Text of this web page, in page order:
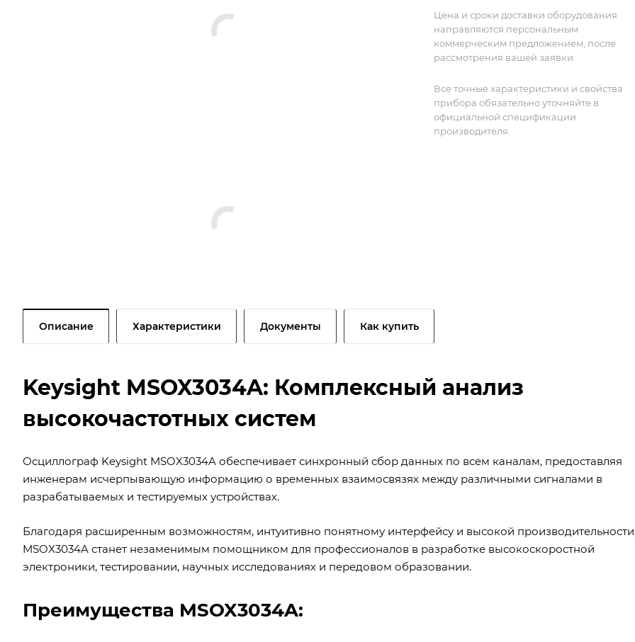
сложных электронных систем,
объединяющих высокочастотные
аналоговые и цифровые компоненты.
Цена и сроки доставки оборудования
направляются персональным
коммерческим предложением, после
рассмотрения вашей заявки.
Все точные характеристики и свойства
прибора обязательно уточняйте в
официальной спецификации
производителя.
Описание Характеристики Документы Как купить
Keysight MSOX3034A: Комплексный анализ
высокочастотных систем
Осциллограф Keysight MSOX3034A обеспечивает синхронный сбор данных по всем каналам, предоставляя
инженерам исчерпывающую информацию о временных взаимосвязях между различными сигналами в
разрабатываемых и тестируемых устройствах.
Благодаря расширенным возможностям, интуитивно понятному интерфейсу и высокой
MSOX3034A станет незаменимым помощником для профессионалов в разработке высокоскоростной
электроники, тестировании, научных исследованиях и передовом образовании.
Преимущества MSOX3034A: